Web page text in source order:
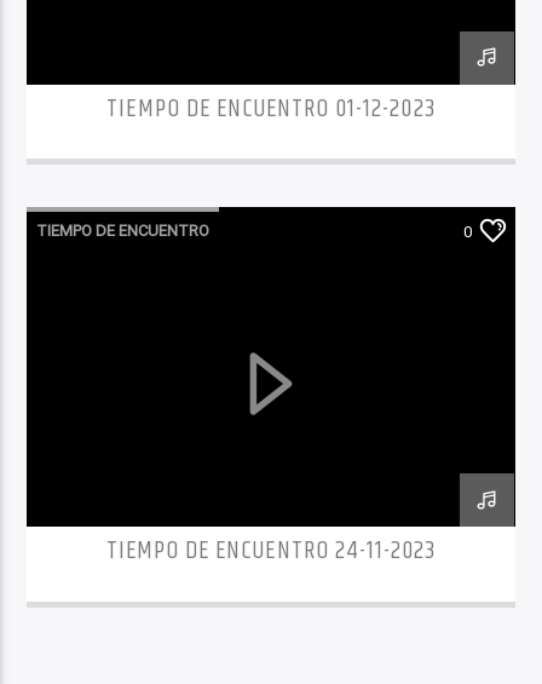
TIEMPO DE ENCUENTRO 01-12-2023
TIEMPO DE ENCUENTRO 0
TIEMPO DE ENCUENTRO 24-11-2023